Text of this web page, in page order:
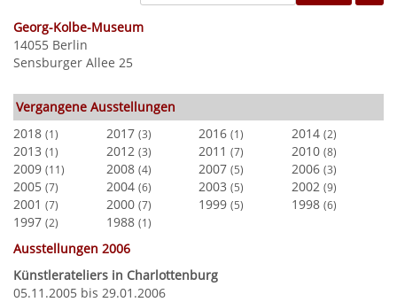
Georg-Kolbe-Museum
14055 Berlin
Sensburger Allee 25
Vergangene Ausstellungen
2018 (1) 2017 (3) 2016 (1) 2014 (2)
2013 (1) 2012 (3) 2011 (7) 2010 (8)
2009 (11) 2008 (4) 2007 (5) 2006 (3)
2005 (7) 2004 (6) 2003 (5) 2002 (9)
2001 (7) 2000 (7) 1999 (5) 1998 (6)
1997 (2) 1988 (1)
Ausstellungen 2006
Künstlerateliers in Charlottenburg
05.11.2005 bis 29.01.2006